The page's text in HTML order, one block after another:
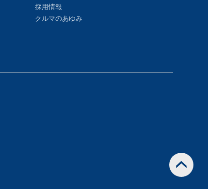
採用情報
クルマのあゆみ